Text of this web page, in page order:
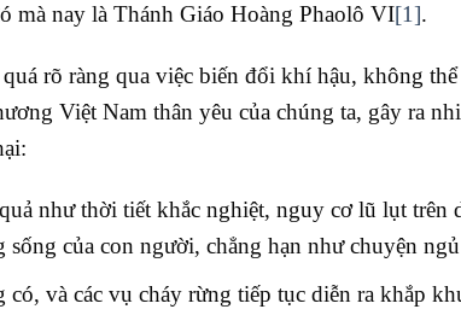
mà nay là Thánh Giáo Hoàng Phaolô VI[1].
rõ ràng qua việc biến đổi khí hậu, không
Việt Nam thân yêu của chúng ta, gây ra
như thời tiết khắc nghiệt, nguy cơ lũ lụt trên
của con người, chẳng hạn như chuyện ngủ
và các vụ cháy rừng tiếp tục diễn ra khắp